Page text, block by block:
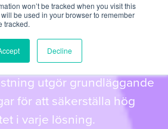
won’t be tracked when you visit this
be used in your browser to remember
tracked.
Decline
& FÖRVALTNING
teststrategi och
utgör grundläggande
för att säkerställa hög
i varje lösning.